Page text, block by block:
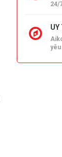
24/
UY